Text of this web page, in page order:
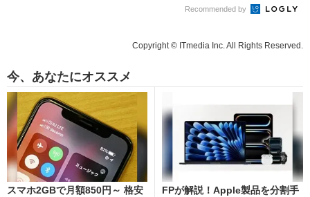
Recommended by
Copyright © ITmedia Inc. All Rights Reserved.
今、あなたにオススメ
スマホ2GBで月額850円～ 格安
FPが解説！Apple製品を分割手